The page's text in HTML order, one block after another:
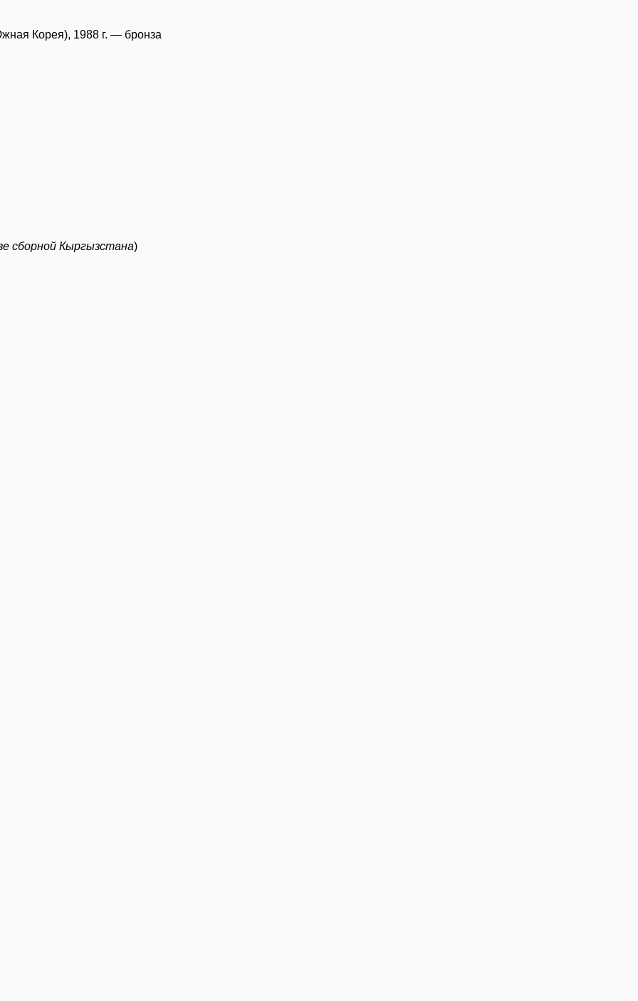
Корея), 1988 г. — бронза
сборной Кыргызстана)